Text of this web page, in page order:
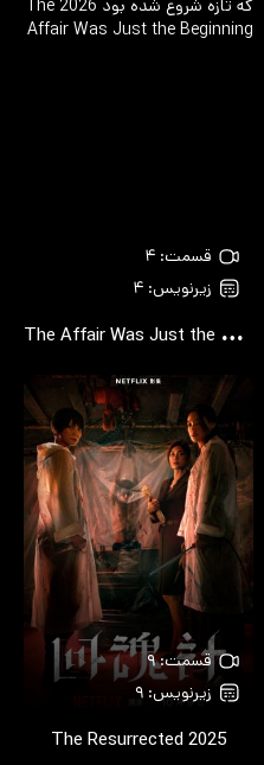
قسمت: ۴
زیرنویس: ۴
T
he Affair Was Just the Beginning
قسمت: ۹
زیرنویس: ۹
The Resurrected2025